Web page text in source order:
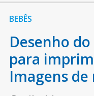
BEBÊS
Desenho
para
Imagens de